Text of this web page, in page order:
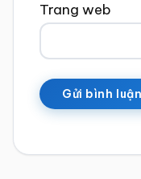
Trang web